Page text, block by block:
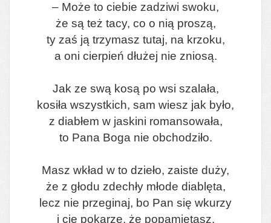
– Może to ciebie zadziwi swoku,
że są też tacy, co o nią proszą,
ty zaś ją trzymasz tutaj, na krzoku,
a oni cierpień dłużej nie zniosą.
Jak ze swą kosą po wsi szalała,
kosiła wszystkich, sam wiesz jak było,
z diabłem w jaskini romansowała,
to Pana Boga nie obchodziło.
Masz wkład w to dzieło, zaiste duży,
że z głodu zdechły młode diablęta,
lecz nie przeginaj, bo Pan się wkurzy
i cię pokarze, że popamiętasz.